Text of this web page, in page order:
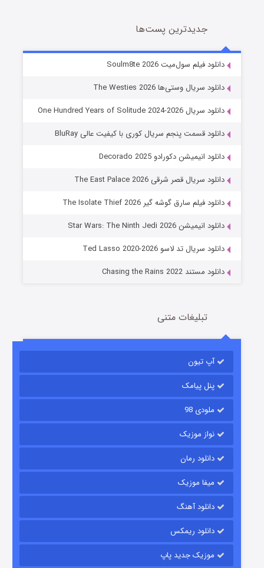
خاندان اژدها فصل ۳
جادوگری در مغولستان
قسمت 14 (زیرنویس) منتشر شد
قسمت
جدیدترین پست‌ها
دانلود فیلم سول‌میت Soulm8te 2026
دانلود سریال وستی‌ها The Westies 2026
دانلود سریال One Hundred Years of Solitude 2024-2026
دانلود قسمت پنجم سریال کوری با کیفیت عالی BluRay
دانلود انیمیشن دکورادو Decorado 2025
دانلود سریال قصر شرقی The East Palace 2026
دانلود فیلم سارق گوشه گیر The Isolate Thief 2026
دانلود انیمیشن Star Wars: The Ninth Jedi 2026
دانلود سریال تد لاسو Ted Lasso 2020-2026
دانلود مستند Chasing the Rains 2022
تبلیغات متنی
آپ تیون
پنل پیامک
ملودی 98
نواز موزیک
دانلود رمان
میفا موزیک
دانلود آهنگ
دانلود ریمکس
موزیک جدید پاپ